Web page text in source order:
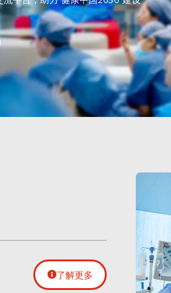
平台，助力“健康中国2030”建设
了解更多